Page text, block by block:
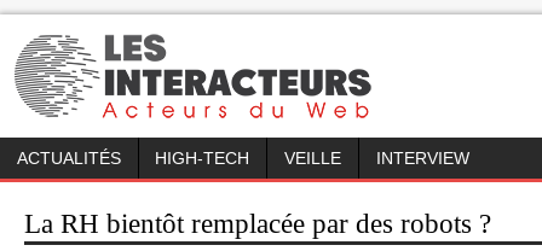
ACTUALITÉS HIGH-TECH VEILLE INTERVIEW
La RH bientôt remplacée par des robots ?